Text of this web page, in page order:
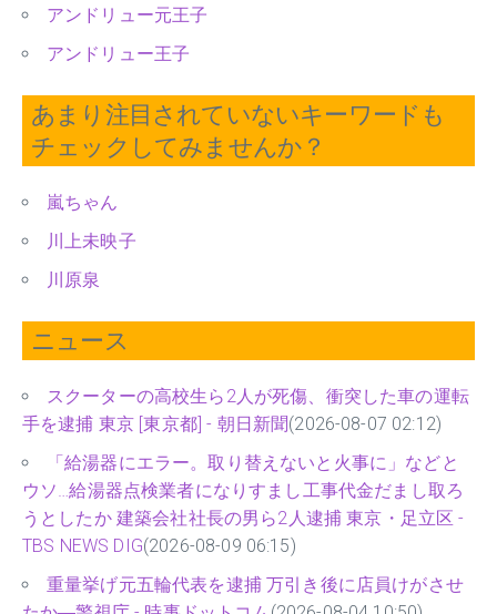
アンドリュー元王子
アンドリュー王子
あまり注目されていないキーワードも
チェックしてみませんか？
嵐ちゃん
川上未映子
川原泉
ニュース
スクーターの高校生ら2人が死傷、衝突した車の運転
手を逮捕 東京 [東京都] - 朝日新聞(2026-08-07 02:12)
「給湯器にエラー。取り替えないと火事に」などと
ウソ…給湯器点検業者になりすまし工事代金だまし取ろ
うとしたか 建築会社社長の男ら2人逮捕 東京・足立区 -
TBS NEWS DIG(2026-08-09 06:15)
重量挙げ元五輪代表を逮捕 万引き後に店員けがさせ